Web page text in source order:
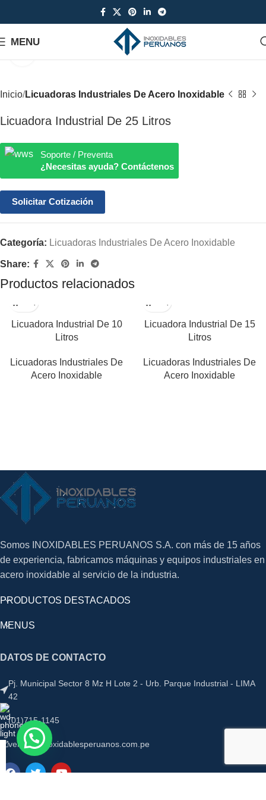
MENU
Inicio Licuadoras Industriales De Acero Inoxidable
Licuadora Industrial De 25 Litros
Soporte / Preventa
¿Necesitas ayuda? Contáctenos
Solicitar Cotización
Categoría: Licuadoras Industriales De Acero Inoxidable
Share:
Productos relacionados
Licuadora Industrial De 10
Litros
Licuadoras Industriales De
Acero Inoxidable
Licuadora Industrial De 15
Litros
Licuadoras Industriales De
Acero Inoxidable
Somos INOXIDABLES PERUANOS S.A. con más de 15 años
de experiencia, fabricamos máquinas y equipos industriales en
acero inoxidable al servicio de la industria.
PRODUCTOS DESTACADOS
MENUS
DATOS DE CONTACTO
Pj. Municipal Sector 8 Mz H Lote 2 - Urb. Parque Industrial - LIMA
42
(01)715-1145
ventas@inoxidablesperuanos.com.pe